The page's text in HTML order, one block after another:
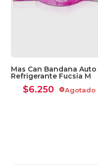
Mas Can Bandana Auto
Refrigerante Fucsia M
$6.250 cancelAgotado